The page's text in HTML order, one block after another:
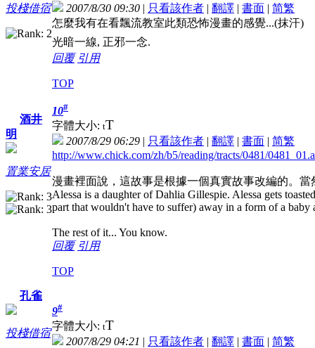
投棧借宿 2007/8/30 09:30 | 只看該作者 | 翻譯 | 書面 | 简繁
怎麼我有在看飄流教室此類恐怖漫畫的感覺...(抹汗)
光暗一線, 正邪一念.
回覆 引用
TOP
酒井
明
置業安居
10#
字體大小: tT
2007/8/29 06:29 | 只看該作者 | 翻譯 | 書面 | 简繁
http://www.chick.com/zh/b5/reading/tracts/0481/
漫畫裡面說，這故事是根據一個真實故事改編的。
Alessa is a daughter of Dahlia Gillespie. Alessa gets
part that wouldn't have to suffer) away in a form of a
The rest of it... You know.
回覆 引用
TOP
孔雀
投棧借宿
9#
字體大小: tT
2007/8/29 04:21 | 只看該作者 | 翻譯 | 書面 | 简繁